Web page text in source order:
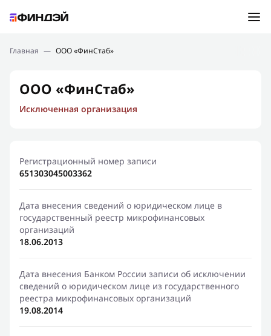
Подбор займа
Новости
Финансовое просвещение
Главная — ООО «ФинСтаб»
ООО «ФинСтаб»
Исключенная организация
Регистрационный номер записи
651303045003362
Дата внесения сведений о юридическом лице в
государственный реестр микрофинансовых
организаций
18.06.2013
Дата внесения Банком России записи об исключении
сведений о юридическом лице из государственного
реестра микрофинансовых организаций
19.08.2014
Ошибка:Контактная форма не найдена.
Спасибо, что написали нам
Мы свяжемся с Вами в ближайшее время и сообщим
результат
Отправить новый запрос